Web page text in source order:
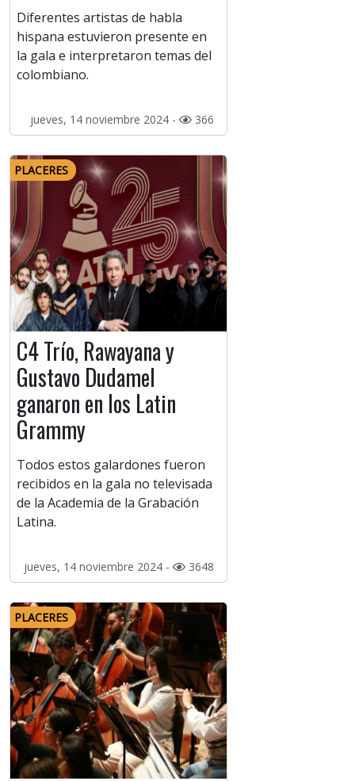
Diferentes artistas de habla
hispana estuvieron presente en
la gala e interpretaron temas del
colombiano.
jueves, 14 noviembre 2024 - 366
PLACERES
C4 Trío, Rawayana y
Gustavo Dudamel
ganaron en los Latin
Grammy
Todos estos galardones fueron
recibidos en la gala no televisada
de la Academia de la Grabación
Latina.
jueves, 14 noviembre 2024 - 3648
PLACERES